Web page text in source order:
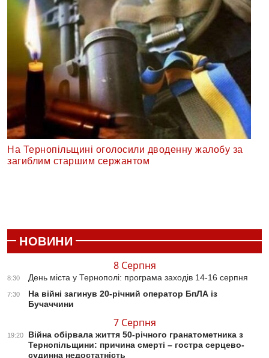
На Тернопільщині оголосили дводенну жалобу за
загиблим старшим сержантом
НОВИНИ
8 Серпня
8:30 День міста у Тернополі: програма заходів 14-16 серпня
7:30
На війні загинув 20-річний оператор БпЛА із
Бучаччини
7 Серпня
19:20
Війна обірвала життя 50-річного гранатометника з
Тернопільщини: причина смерті – гостра серцево-
судинна недостатність